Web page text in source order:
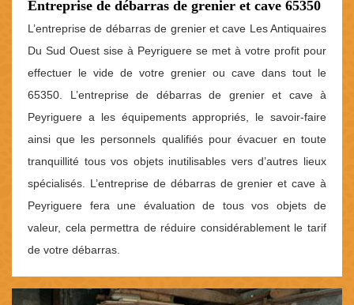
Entreprise de débarras de grenier et cave 65350
L’entreprise de débarras de grenier et cave Les Antiquaires
Du Sud Ouest sise à Peyriguere se met à votre profit pour
effectuer le vide de votre grenier ou cave dans tout le
65350. L’entreprise de débarras de grenier et cave à
Peyriguere a les équipements appropriés, le savoir-faire
ainsi que les personnels qualifiés pour évacuer en toute
tranquillité tous vos objets inutilisables vers d’autres lieux
spécialisés. L’entreprise de débarras de grenier et cave à
Peyriguere fera une évaluation de tous vos objets de
valeur, cela permettra de réduire considérablement le tarif
de votre débarras.